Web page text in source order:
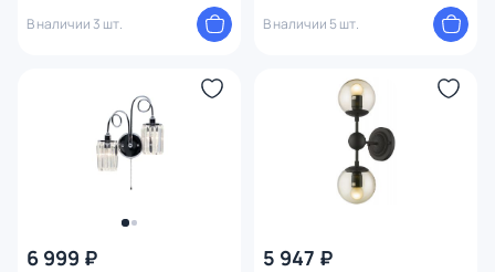
В наличии 3 шт. В наличии 5 шт.
6 999 ₽ 5 947 ₽